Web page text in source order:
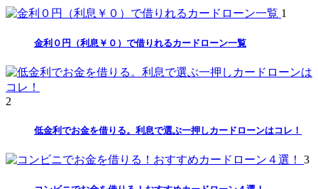
1
金利０円（利息￥０）で借りれるカードローン一覧
2
低金利でお金を借りる。利息で選ぶ一押しカードローンはコレ！
3